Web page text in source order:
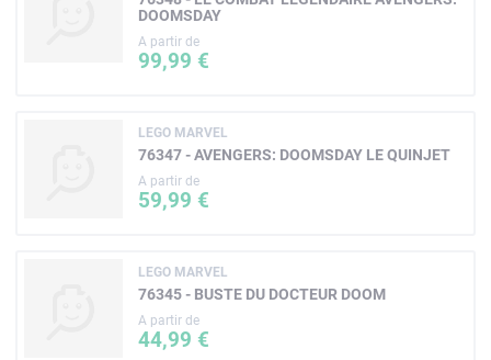
DOOMSDAY
A partir de
99,99 €
LEGO MARVEL
76347 - AVENGERS: DOOMSDAY LE QUINJET
A partir de
59,99 €
LEGO MARVEL
76345 - BUSTE DU DOCTEUR DOOM
A partir de
44,99 €